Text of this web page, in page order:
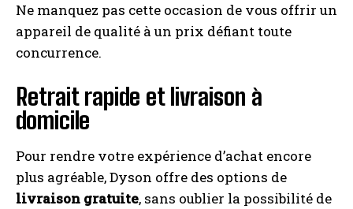
Ne manquez pas cette occasion de vous offrir un
appareil de qualité à un prix défiant toute
concurrence.
Retrait rapide et livraison à
domicile
Pour rendre votre expérience d’achat encore
plus agréable, Dyson offre des options de
livraison gratuite, sans oublier la possibilité de